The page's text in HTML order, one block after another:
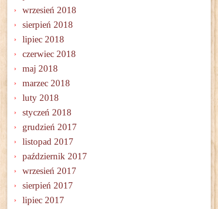
wrzesień 2018
sierpień 2018
lipiec 2018
czerwiec 2018
maj 2018
marzec 2018
luty 2018
styczeń 2018
grudzień 2017
listopad 2017
październik 2017
wrzesień 2017
sierpień 2017
lipiec 2017